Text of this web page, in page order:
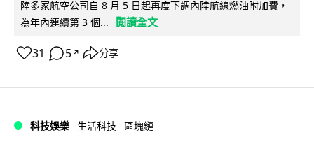
陸多家航空公司自 8 月 5 日起再度下調內陸航線燃油附加費，
為年內連續第 3 個...
閱讀全文
31 5 ↗ 分享
科技娛樂 生活科技 區塊鏈